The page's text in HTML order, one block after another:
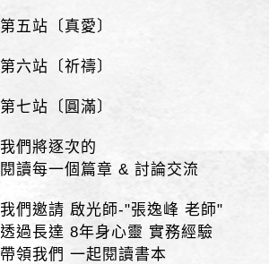
第五站〔真愛〕
第六站〔祈禱〕
第七站〔圓滿〕
我們將逐次的
閱讀每一個篇章 & 討論交流
我們邀請 啟光師-"張逸峰 老師"
透過長達 8年身心靈 實務經驗
帶領我們 一起閱讀書本